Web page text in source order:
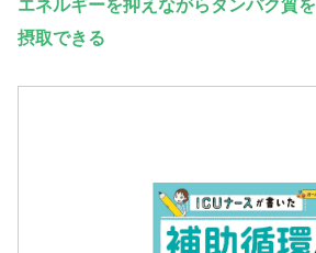
エネルギーを抑えながらタンパク質を
摂取できる